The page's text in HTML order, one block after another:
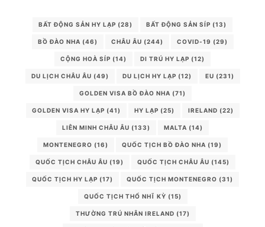
BẤT ĐỘNG SẢN HY LẠP (28) BẤT ĐỘNG SẢN SÍP (13)
BỒ ĐÀO NHA (46) CHÂU ÂU (244) COVID-19 (29)
CỘNG HOÀ SÍP (14) DI TRÚ HY LẠP (12)
DU LỊCH CHÂU ÂU (49) DU LỊCH HY LẠP (12) EU (231)
GOLDEN VISA BỒ ĐÀO NHA (71)
GOLDEN VISA HY LẠP (41) HY LẠP (25) IRELAND (22)
LIÊN MINH CHÂU ÂU (133) MALTA (14)
MONTENEGRO (16) QUỐC TỊCH BỒ ĐÀO NHA (19)
QUỐC TỊCH CHÂU ÂU (19) QUỐC TỊCH CHÂU ÂU (145)
QUỐC TỊCH HY LẠP (17) QUỐC TỊCH MONTENEGRO (31)
QUỐC TỊCH THỔ NHĨ KỲ (15)
THƯỜNG TRÚ NHÂN IRELAND (17)